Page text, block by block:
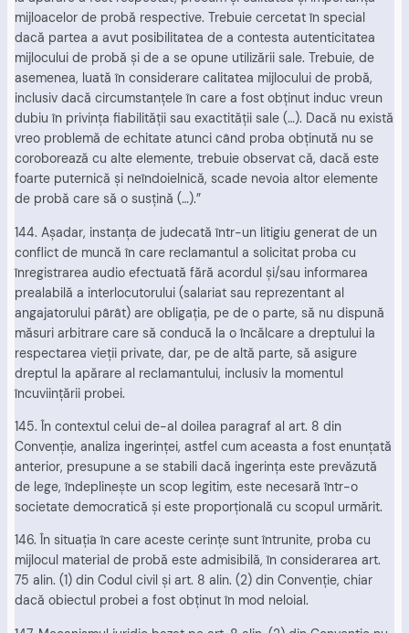
mijloacelor de probă respective. Trebuie cercetat în special
dacă partea a avut posibilitatea de a contesta autenticitatea
mijlocului de probă şi de a se opune utilizării sale. Trebuie, de
asemenea, luată în considerare calitatea mijlocului de probă,
inclusiv dacă circumstanţele în care a fost obţinut induc vreun
dubiu în privinţa fiabilităţii sau exactităţii sale (…). Dacă nu există
vreo problemă de echitate atunci când proba obţinută nu se
coroborează cu alte elemente, trebuie observat că, dacă este
foarte puternică şi neîndoielnică, scade nevoia altor elemente
de probă care să o susţină (…).”
144. Aşadar, instanţa de judecată într-un litigiu generat de un
conflict de muncă în care reclamantul a solicitat proba cu
înregistrarea audio efectuată fără acordul şi/sau informarea
prealabilă a interlocutorului (salariat sau reprezentant al
angajatorului pârât) are obligaţia, pe de o parte, să nu dispună
măsuri arbitrare care să conducă la o încălcare a dreptului la
respectarea vieţii private, dar, pe de altă parte, să asigure
dreptul la apărare al reclamantului, inclusiv la momentul
încuviinţării probei.
145. În contextul celui de-al doilea paragraf al art. 8 din
Convenţie, analiza ingerinţei, astfel cum aceasta a fost enunţată
anterior, presupune a se stabili dacă ingerinţa este prevăzută
de lege, îndeplineşte un scop legitim, este necesară într-o
societate democratică şi este proporţională cu scopul urmărit.
146. În situaţia în care aceste cerinţe sunt întrunite, proba cu
mijlocul material de probă este admisibilă, în considerarea art.
75 alin. (1) din Codul civil şi art. 8 alin. (2) din Convenţie, chiar
dacă obiectul probei a fost obţinut în mod neloial.